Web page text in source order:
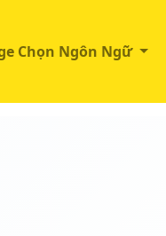
Chọn Ngôn Ngữ